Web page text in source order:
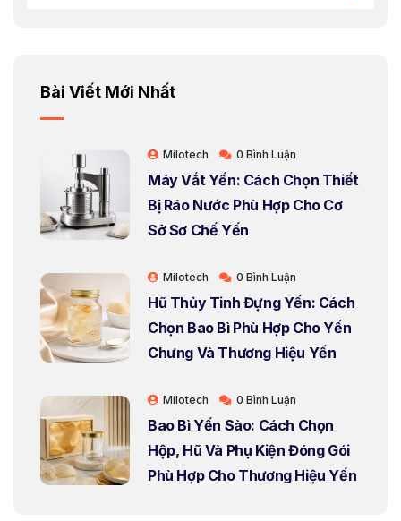
Bài Viết Mới Nhất
Milotech 0 Bình Luận
Máy Vắt Yến: Cách Chọn Thiết
Bị Ráo Nước Phù Hợp Cho Cơ
Sở Sơ Chế Yến
Milotech 0 Bình Luận
Hũ Thủy Tinh Đựng Yến: Cách
Chọn Bao Bì Phù Hợp Cho Yến
Chưng Và Thương Hiệu Yến
Milotech 0 Bình Luận
Bao Bì Yến Sào: Cách Chọn
Hộp, Hũ Và Phụ Kiện Đóng Gói
Phù Hợp Cho Thương Hiệu Yến